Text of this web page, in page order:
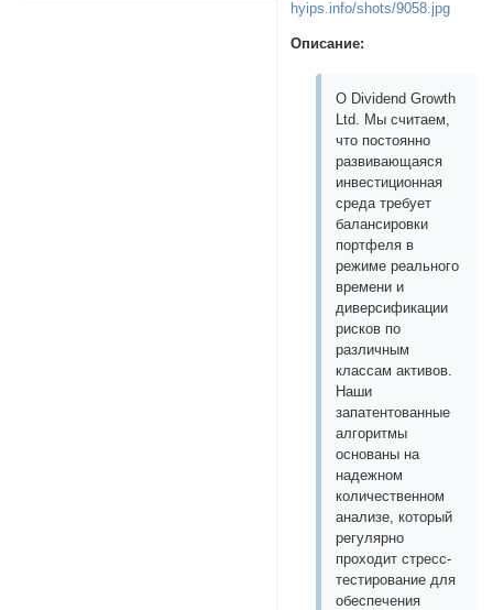
Описание:
О Dividend Growth
Ltd. Мы считаем,
что постоянно
развивающаяся
инвестиционная
среда требует
балансировки
портфеля в
режиме реального
времени и
диверсификации
рисков по
различным
классам активов.
Наши
запатентованные
алгоритмы
основаны на
надежном
количественном
анализе, который
регулярно
проходит стресс-
тестирование для
обеспечения